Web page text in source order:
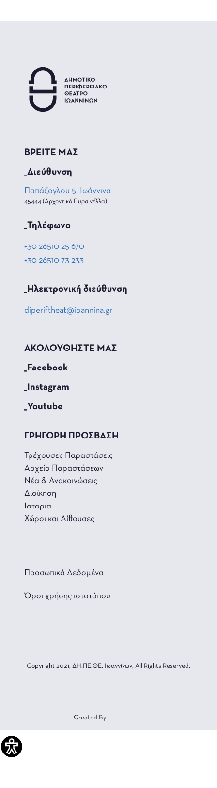
ΒΡΕΙΤΕ ΜΑΣ
_Διεύθυνση
Παπάζογλου 5, Ιωάννινα
45444 (Αρχοντικό Πυρσινέλλα)
_Τηλέφωνο
+30 26510 25 670
+30 26510 73 233
_Hλεκτρονική διεύθυνση
diperiftheat@ioannina.gr
ΑΚΟΛΟΥΘΗΣΤΕ ΜΑΣ
_Facebook
_Instagram
_Youtube
ΓΡΗΓΟΡΗ ΠΡΟΣΒΑΣΗ
Τρέχουσες Παραστάσεις
Αρχείο Παραστάσεων
Νέα & Ανακοινώσεις
Διοίκηση
Ιστορία
Χώροι και Αίθουσες
Προσωπικά Δεδομένα
Όροι χρήσης ιστοτόπου
Copyright 2021, ΔΗ.ΠΕ.ΘΕ. Ιωαννίνων, All Rights Reserved.